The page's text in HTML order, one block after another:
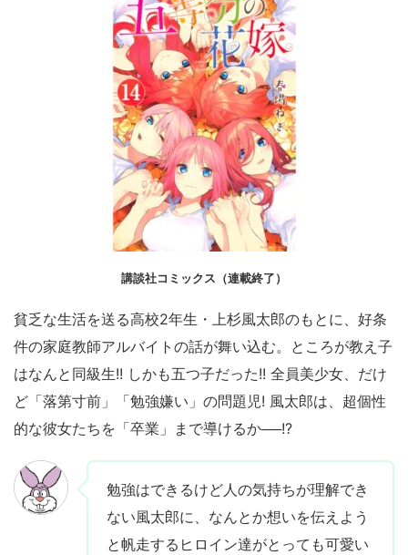
講談社コミックス（連載終了）
貧乏な生活を送る高校2年生・上杉風太郎のもとに、好条
件の家庭教師アルバイトの話が舞い込む。ところが教え子
はなんと同級生!! しかも五つ子だった!! 全員美少女、だけ
ど「落第寸前」「勉強嫌い」の問題児! 風太郎は、超個性
的な彼女たちを「卒業」まで導けるか──!?
勉強はできるけど人の気持ちが理解でき
ない風太郎に、なんとか想いを伝えよう
と帆走するヒロイン達がとっても可愛い